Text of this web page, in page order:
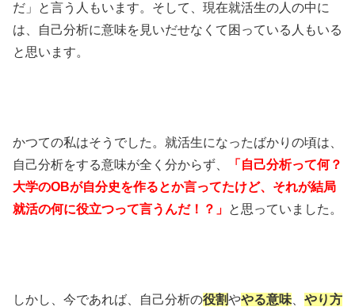
だ」と言う人もいます。そして、現在就活生の人の中に
は、自己分析に意味を見いだせなくて困っている人もいる
と思います。
かつての私はそうでした。就活生になったばかりの頃は、
自己分析をする意味が全く分からず、
「自己分析って何？
大学のOBが自分史を作るとか言ってたけど、それが結局
就活の何に役立つって言うんだ！？」 と思っていました。
しかし、今であれば、自己分析の役割ややる意味
やり方